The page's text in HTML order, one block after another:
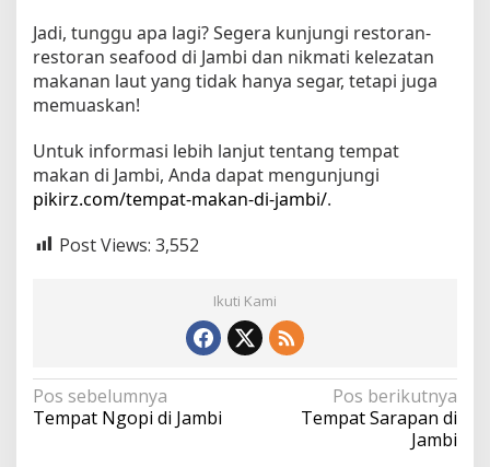
Jadi, tunggu apa lagi? Segera kunjungi restoran-
restoran seafood di Jambi dan nikmati kelezatan
makanan laut yang tidak hanya segar, tetapi juga
memuaskan!
Untuk informasi lebih lanjut tentang tempat
makan di Jambi, Anda dapat mengunjungi
pikirz.com/tempat-makan-di-jambi/.
Post Views: 3,552
Ikuti Kami
N
a
Pos sebelumnya
Tempat Ngopi di Jambi
Pos berikutnya
Tempat Sarapan di
Jambi